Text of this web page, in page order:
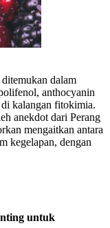
dalam
anthocyanin
kalangan fitokimia.
anekdot dari Perang
mengaitkan antara
kegelapan, dengan
untuk